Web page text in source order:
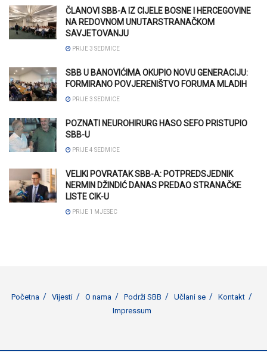
ČLANOVI SBB-A IZ CIJELE BOSNE I HERCEGOVINE
NA REDOVNOM UNUTARSTRANAČKOM
SAVJETOVANJU
PRIJE 3 SEDMICE
SBB U BANOVIĆIMA OKUPIO NOVU GENERACIJU:
FORMIRANO POVJERENIŠTVO FORUMA MLADIH
PRIJE 3 SEDMICE
POZNATI NEUROHIRURG HASO SEFO PRISTUPIO
SBB-U
PRIJE 4 SEDMICE
VELIKI POVRATAK SBB-A: POTPREDSJEDNIK
NERMIN DŽINDIĆ DANAS PREDAO STRANAČKE
LISTE CIK-U
PRIJE 1 MJESEC
Početna Vijesti O nama Podrži SBB Učlani se
Kontakt
Impressum